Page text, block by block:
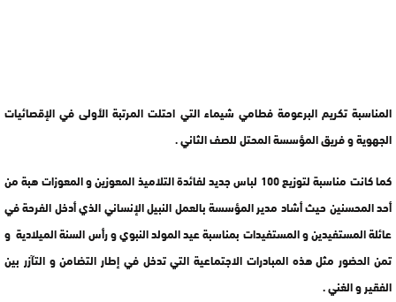
المناسبة تكريم البرعومة فطامي شيماء التي احتلت المرتبة الأولى في الإقصائيات
الجهوية و فريق المؤسسة المحتل للصف الثاني .
كما كانت مناسبة لتوزيع 100 لباس جديد لفائدة التلاميذ المعوزين و المعوزات هبة من
أحد المحسنين حيث أشاد مدير المؤسسة بالعمل النبيل الإنساني الذي أدخل الفرحة في
عائلة المستفيدين و المستفيدات بمناسبة عيد المولد النبوي و رأس السنة الميلادية و
تمن الحضور مثل هذه المبادرات الاجتماعية التي تدخل في إطار التضامن و التآزر بين
الفقير و الغني .